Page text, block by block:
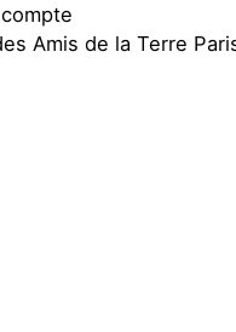
Amis de la Terre